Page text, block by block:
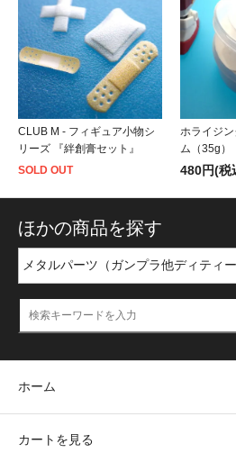
CLUB M - フィギュア小物シ
リーズ 『絆創膏セット』
SOLD OUT
ホライジ
ム（35g）
480円(税
ほかの商品を探す
ホーム
カートを見る